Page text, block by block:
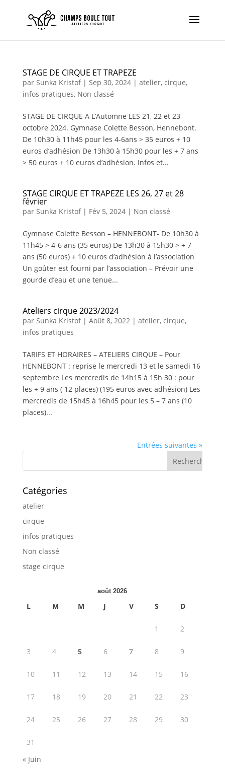
STAGE DE CIRQUE ET TRAPEZE
par Sunka Kristof| Sep 30, 2024| atelier, cirque,
infos pratiques, Non classé
STAGE DE CIRQUE A L’Automne LES 21, 22 et 23
octobre 2024. Gymnase Colette Besson, Hennebont.
De 10h30 à 11h45 pour les 4-6ans > 35 euros + 10
euros d’adhésion De 13h30 à 15h30 pour les + 7 ans
> 50 euros + 10 euros d’adhésion. Infos et...
STAGE CIRQUE ET TRAPEZE LES 26, 27 et 28
février
par Sunka Kristof| Fév 5, 2024| Non classé
Gymnase Colette Besson – HENNEBONT- De 10h30 à
11h45 > 4-6 ans (35 euros) De 13h30 à 15h30 > + 7
ans (50 euros) + 10 euros d’adhésion à l’association
Un goûter est fourni par l’association – Prévoir une
gourde d’eau et une tenue...
Ateliers cirque 2023/2024
par Sunka Kristof| Août 8, 2022| atelier, cirque,
infos pratiques
TARIFS ET HORAIRES – ATELIERS CIRQUE – Pour
HENNEBONT : reprise le mercredi 13 et le samedi 16
septembre Les mercredis de 14h15 à 15h 30 : pour
les + 9 ans ( 12 places) (195 euros avec adhésion) Les
mercredis de 15h45 à 16h45 pour les 5 – 7 ans (10
places)...
Entrées suivantes »
Catégories
atelier
cirque
infos pratiques
Non classé
stage cirque
août 2026
L M M J V S D
1 2
3 4 5 6 7 8 9
10 11 12 13 14 15 16
17 18 19 20 21 22 23
24 25 26 27 28 29 30
31
« Juin